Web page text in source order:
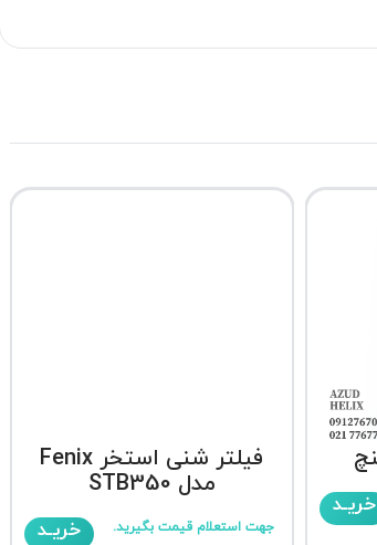
خریـد
فیلتر شنی استخر Fenix
مدل STB350
جهت استعلام قیمت بگیرید. خریـد